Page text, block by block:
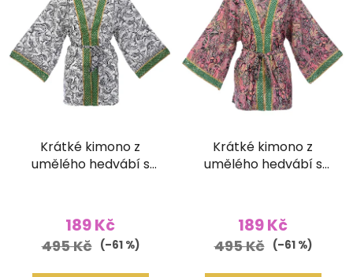
Krátké kimono z
umělého hedvábí s
189 Kč
495 Kč (–61 %)
Krátké kimono z
umělého hedvábí s
189 Kč
495 Kč (–61 %)